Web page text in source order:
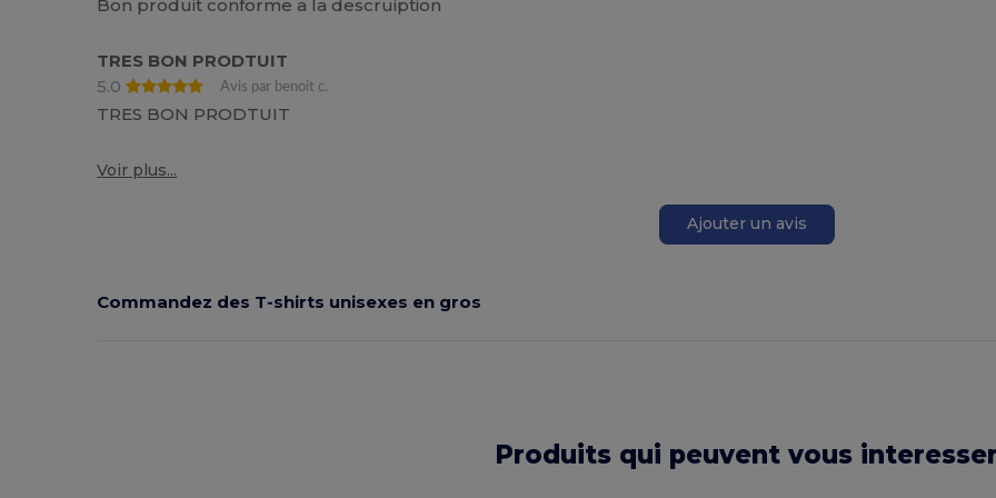
Bon produit conforme a la descruiption
TRES BON PRODTUIT
5.0
Avis par benoit c.
TRES BON PRODTUIT
Voir plus...
Ajouter un avis
Commandez des T‑shirts unisexes en gros
Produits qui peuvent vous